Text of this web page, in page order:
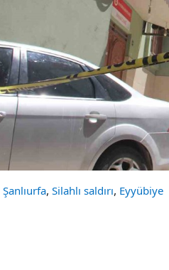
Şanlıurfa, Silahlı saldırı, Eyyübiye